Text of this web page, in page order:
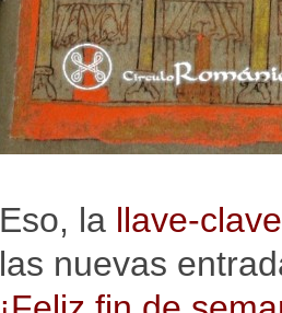
Eso, la llave-clave
las nuevas